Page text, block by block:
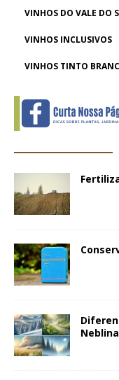
VINHOS DO VALE DO
VINHOS INCLUSIVOS
VINHOS TINTO
Neblina